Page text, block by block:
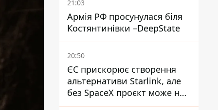
21:03
Армія РФ просунулася біля
Костянтинівки –DeepState
20:50
ЄС прискорює створення
альтернативи Starlink, але
без SpaceX проєкт може не
обійтися